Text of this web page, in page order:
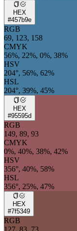
HEX
#457b9e
RGB
69, 123, 158
CMYK
56%, 22%, 0%, 38%
HSV
204°, 56%, 62%
HSL
204°, 39%, 45%
HEX
#95595d
RGB
149, 89, 93
CMYK
0%, 40%, 38%, 42%
HSV
356°, 40%, 58%
HSL
356°, 25%, 47%
HEX
#7f5349
RGB